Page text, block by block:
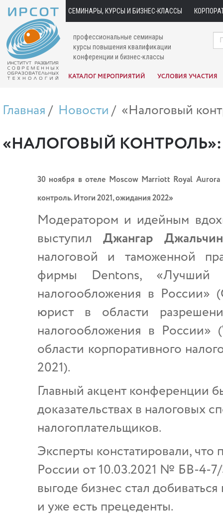
СЕМИНАРЫ, КУРСЫ И БИЗНЕС-КЛАССЫ
профессиональные семинары
курсы повышения квалификации
конференции и бизнес-классы
КАТАЛОГ МЕРОПРИЯТИЙ УСЛОВИЯ УЧАСТИЯ
Главная Новости «Налоговый
«НАЛОГОВЫЙ
30 ноября в отеле Moscow Marriott Royal Aurora
контроль. Итоги 2021, ожидания 2022»
Модератором и идейным
выступил Джангар
налоговой и таможенной
фирмы Dentons, «Лучший
налогообложения в
юрист в области
налогообложения в
области корпоративного
2021).
Главный акцент конференции
доказательствах в налоговых
налогоплательщиков.
Эксперты констатировали,
России от 10.03.2021 № БВ-4-
выгоде бизнес стал
и уже есть прецеденты.